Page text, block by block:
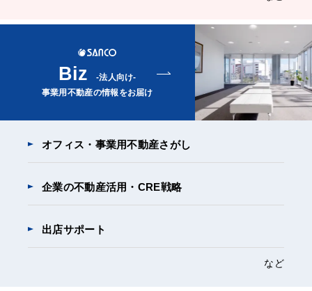
Biz
-法人向け-
事業用不動産の情報をお届け
オフィス・事業用不動産さがし
企業の不動産活用・CRE戦略
出店サポート
など